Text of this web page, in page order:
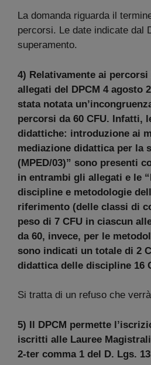
La domanda riguarda il
percorsi. Le date indicate dal
superamento.
4) Relativamente ai
allegati del DPCM 4 agosto
stata notata
percorsi da 60 CFU. Infatti,
didattiche: introduzione ai
mediazione didattica per la
(MPED/03)” sono presenti
in entrambi gli allegati e le
discipline e metodologie
riferimento (delle classi di
peso di 7 CFU in ciascun
da 60, invece, per le
sono indicati un totale di 2
didattica delle discipline 16
Si tratta di un refuso che
5) Il DPCM permette
iscritti alle Lauree
2-ter comma 1 del D. Lgs.